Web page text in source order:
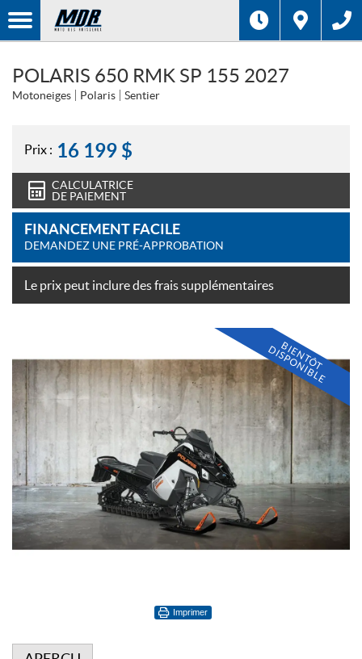
POLARIS 650 RMK SP 155 2027
Motoneiges Polaris Sentier
Prix : 16 199 $
CALCULATRICE
DE PAIEMENT
FINANCEMENT FACILE
DEMANDEZ UNE PRÉ-APPROBATION
Le prix peut inclure des frais supplémentaires
B
I
E
N
T
Ô
T
D
I
S
P
O
N
I
B
L
E
Imprimer